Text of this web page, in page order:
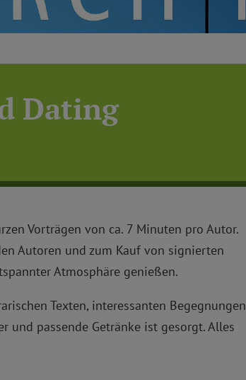
Dating
Vorträgen von ca. 7 Minuten pro Autor.
Autoren und zum Kauf von signierten
Atmosphäre genießen.
Texten, interessanten Begegnungen
und passende Getränke ist gesorgt. Alles